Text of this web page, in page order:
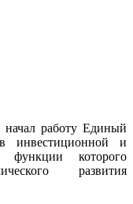
работу Единый
инвестиционной и
функции которого
развития